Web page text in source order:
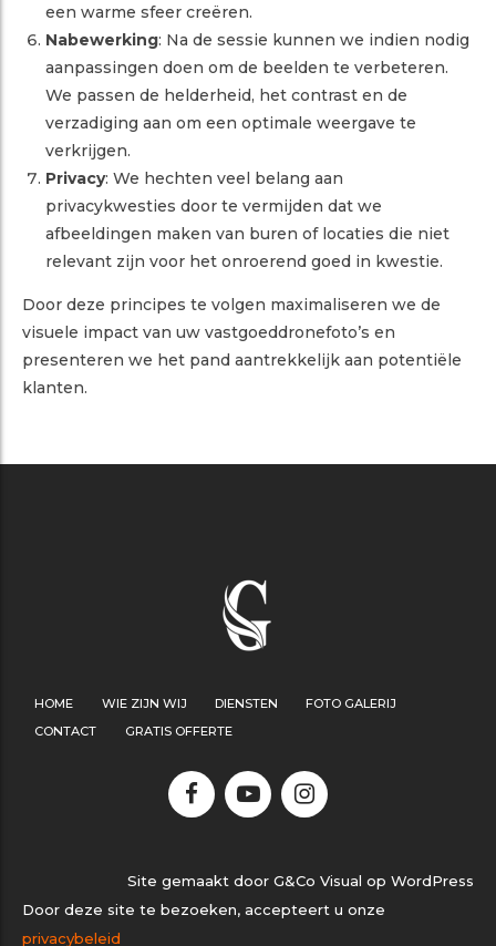
een warme sfeer creëren.
Nabewerking: Na de sessie kunnen we indien nodig
aanpassingen doen om de beelden te verbeteren.
We passen de helderheid, het contrast en de
verzadiging aan om een ​​optimale weergave te
verkrijgen.
Privacy: We hechten veel belang aan
privacykwesties door te vermijden dat we
afbeeldingen maken van buren of locaties die niet
relevant zijn voor het onroerend goed in kwestie.
Door deze principes te volgen maximaliseren we de
visuele impact van uw vastgoeddronefoto’s en
presenteren we het pand aantrekkelijk aan potentiële
klanten.
HOME WIE ZIJN WIJ DIENSTEN
FOTO GALERIJ
CONTACT
GRATIS OFFERTE
Site gemaakt door G&Co Visual op WordPress
Door deze site te bezoeken, accepteert u onze
privacybeleid